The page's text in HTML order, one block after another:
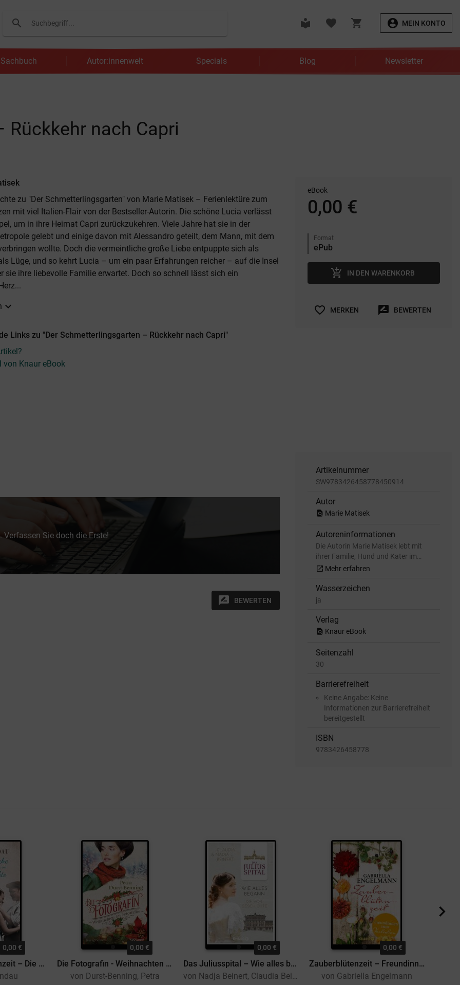
search
Suchen local_library favorite shopping_cart account_circle MEIN KONTO
Sachbuch Autor:innenwelt Specials Blog Newsletter
Rückkehr nach Capri
zu "Der Schmetterlingsgarten" von Marie Matisek – Ferienlektüre zum
mit viel Italien-Flair von der Bestseller-Autorin. Die schöne Lucia verlässt
um in ihre Heimat Capri zurückzukehren. Viele Jahre hat sie in der
gelebt und einige davon mit Alessandro geteilt, dem Mann, mit dem
verbringen wollte. Doch die vermeintliche große Liebe entpuppte sich als
Lüge, und so kehrt Lucia – um ein paar Erfahrungen reicher – auf die Insel
sie ihre liebevolle Familie erwartet. Doch so schnell lässt sich ein
expand_more
Links zu "Der Schmetterlingsgarten – Rückkehr nach Capri"
von Knaur eBook
eBook
0,00 €
Format
add_shopping_cart IN DEN WARENKORB
favorite_border MERKEN rate_review BEWERTEN
Verfassen Sie doch die Erste!
rate_review BEWERTEN
Artikelnummer
SW9783426458778450914
Autor
find_in_page Marie Matisek
Autoreninformationen
Die Autorin Marie Matisek lebt mit
ihrer Familie, Hund und Kater im…
open_in_new Mehr erfahren
Wasserzeichen
ja
Verlag
find_in_page Knaur eBook
Seitenzahl
30
Barrierefreiheit
Keine Angabe: Keine
Informationen zur Barrierefreiheit
bereitgestellt
ISBN
9783426458778
0,00 €
Die sardische Hochzeit – Die Verlobte
0,00 €
Die Fotografin - Weihnachten im Fotoatelier
von Durst-Benning, Petra
0,00 €
Das Juliusspital – Wie alles begann
von Nadja Beinert, Claudia Beinert
0,00 €
Zauberblütenzeit – Freundinnen zum Verlieben
von Gabriella Engelmann